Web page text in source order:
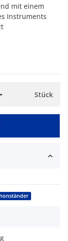
mit einem
Instruments
Stück